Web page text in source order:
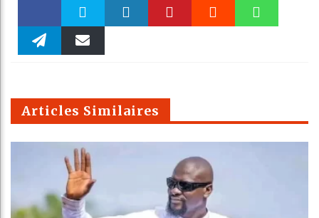
Faceboo Twitter
m
Articles Similaires